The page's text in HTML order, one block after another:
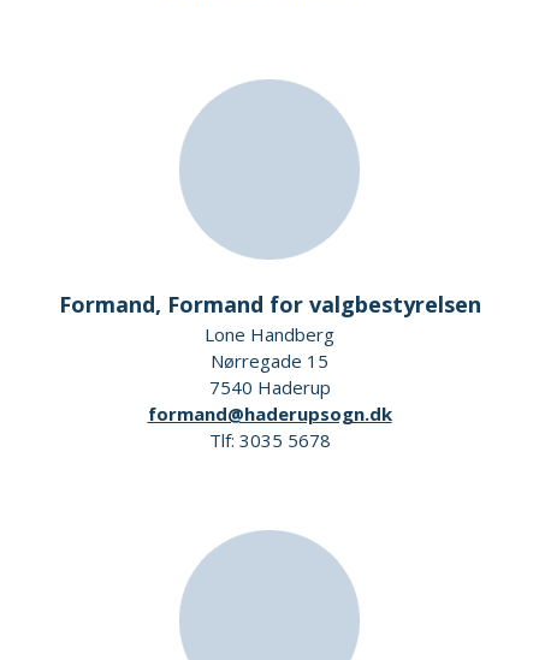
Formand, Formand for valgbestyrelsen
Lone Handberg
Nørregade 15
7540 Haderup
formand@haderupsogn.dk
Tlf: 3035 5678